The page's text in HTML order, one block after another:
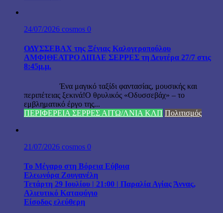
24/07/2026 cosmos 0
ΟΔΥΣΣΕΒΑΧ της Ξένιας Καλογεροπούλου
ΑΜΦΙΘΕΑΤΡΟ ΔΙΠΑΕ ΣΕΡΡΕΣ τη Δευτέρα 27/7 στις
8:45μ.μ.
Ένα μαγικό ταξίδι φαντασίας, μουσικής και
περιπέτειας ξεκινά!Ο θρυλικός «Οδυσσεβάχ» – το
εμβληματικό έργο της...
ΠΕΡΙΦΕΡΕΙΑ ΣΕΡΡΕΣ ΑΙΤΩ/ΛΝΙΑ ΚΛΠ Πολιτισμός
21/07/2026 cosmos 0
Το Μέγαρο στη Βόρεια Εύβοια
Ελεωνόρα Ζουγανέλη
Τετάρτη 29 Ιουλίου | 21:00 | Παραλία Αγίας Άννας,
Αλιευτικό Καταφύγιο
Είσοδος ελεύθερη